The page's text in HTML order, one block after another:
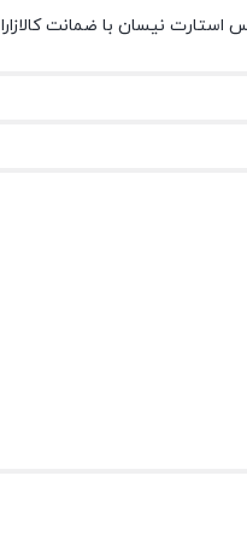
نیسان با ضمانت کالازارا